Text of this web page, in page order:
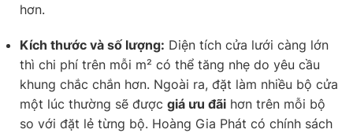
hơn.
Kích thước và số lượng: Diện tích cửa lưới càng lớn
thì chi phí trên mỗi m² có thể tăng nhẹ do yêu cầu
khung chắc chắn hơn. Ngoài ra, đặt làm nhiều bộ cửa
một lúc thường sẽ được giá ưu đãi hơn trên mỗi bộ
so với đặt lẻ từng bộ. Hoàng Gia Phát có chính sách